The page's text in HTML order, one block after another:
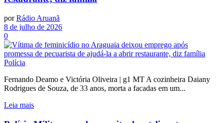
por Rádio Aruanã
8 de julho de 2026
0
Polícia
Fernando Deamo e Victória Oliveira | g1 MT A cozinheira Daiany
Rodrigues de Souza, de 33 anos, morta a facadas em um...
Leia mais